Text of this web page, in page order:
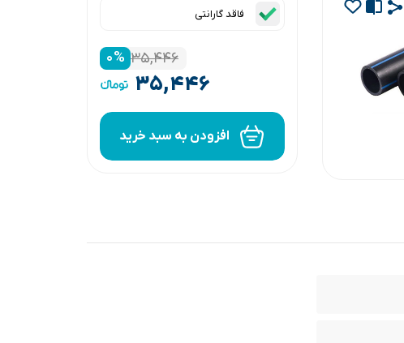
فاقد گارانتی
۰% ۳۵,۴۴۶
۳۵,۴۴۶
افزودن به سبد خرید